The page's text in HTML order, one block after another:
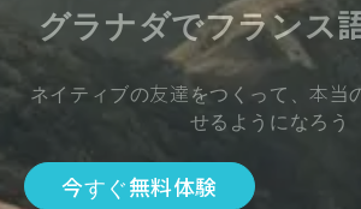
グラナダでフランス
ネイティブの友達をつくって、本当
せるようになろう
今すぐ無料体験